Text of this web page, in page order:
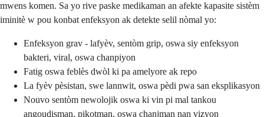
mwens komen. Sa yo rive paske medikaman an afekte kapasite sistèm
iminitè w pou konbat enfeksyon ak detekte selil nòmal yo:
Enfeksyon grav - lafyèv, sentòm grip, oswa siy enfeksyon
bakteri, viral, oswa chanpiyon
Fatig oswa feblès dwòl ki pa amelyore ak repo
La fyèv pèsistan, swe lannwit, oswa pèdi pwa san eksplikasyon
Nouvo sentòm newolojik oswa ki vin pi mal tankou
angoudisman, pikotman, oswa chanjman nan vizyon